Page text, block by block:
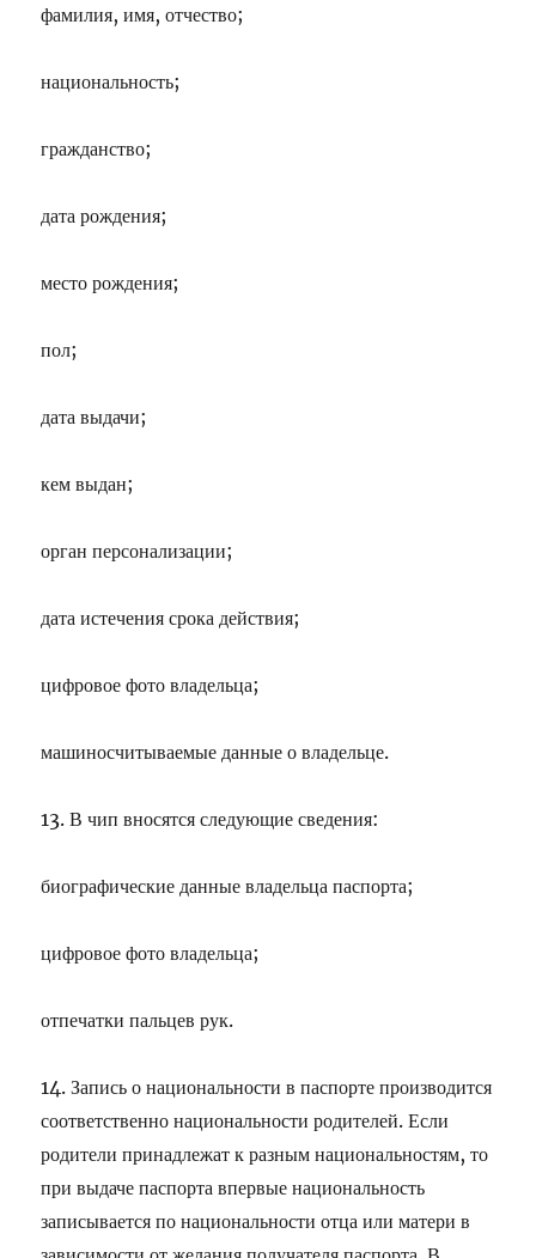
фамилия, имя, отчество;
национальность;
гражданство;
дата рождения;
место рождения;
пол;
дата выдачи;
кем выдан;
орган персонализации;
дата истечения срока действия;
цифровое фото владельца;
машиносчитываемые данные о владельце.
13. В чип вносятся следующие сведения:
биографические данные владельца паспорта;
цифровое фото владельца;
отпечатки пальцев рук.
14. Запись о национальности в паспорте производится
соответственно национальности родителей. Если
родители принадлежат к разным национальностям, то
при выдаче паспорта впервые национальность
записывается по национальности отца или матери в